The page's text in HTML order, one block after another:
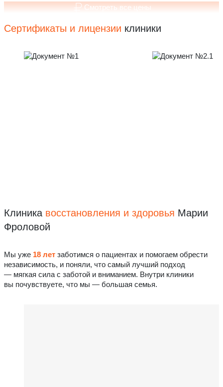
Смотреть все цены
Сертификаты и лицензии клиники
Клиника восстановления и здоровья Марии
Фроловой
Мы уже 18 лет заботимся о пациентах и помогаем обрести
независимость, и поняли, что самый лучший подход
— мягкая сила с заботой и вниманием. Внутри клиники
вы почувствуете, что мы — большая семья.